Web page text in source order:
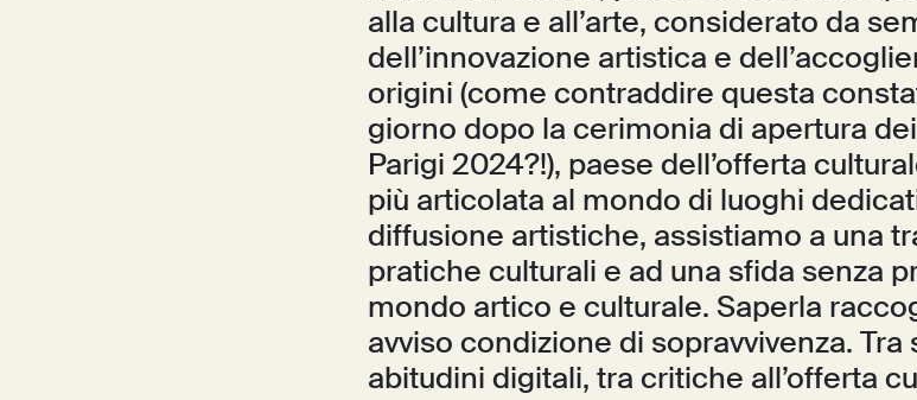
alla cultura e all’arte, considerato da
dell’innovazione artistica e
origini (come contraddire questa
giorno dopo la cerimonia di apertura
Parigi 2024?!), paese dell’offerta
più articolata al mondo di luoghi
diffusione artistiche, assistiamo a una
pratiche culturali e ad una sfida senza
mondo artico e culturale. Saperla
avviso condizione di sopravvivenza.
abitudini digitali, tra critiche all’offerta